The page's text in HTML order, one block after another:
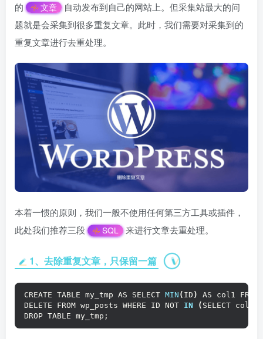
的
文章
自动发布到自己的网站上。但采集站最大的问
题就是会采集到很多重复文章。此时，我们需要对采集到的
重复文章进行去重处理。
本着一惯的原则，我们一般不使用任何第三方工具或插件，
此处我们推荐三段
SQL 来进行文章去重处理。
1、去除重复文章，只保留一篇
CREATE TABLE my_tmp AS SELECT MIN ( ID )
AS col1
DELETE FROM wp_posts WHERE ID NOT IN ( SELECT col1
DROP TABLE my_tmp;